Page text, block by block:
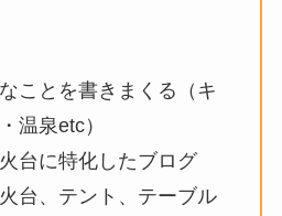
ことを書きまくる（キ
温泉etc）
台に特化したブログ
台、テント、テーブル